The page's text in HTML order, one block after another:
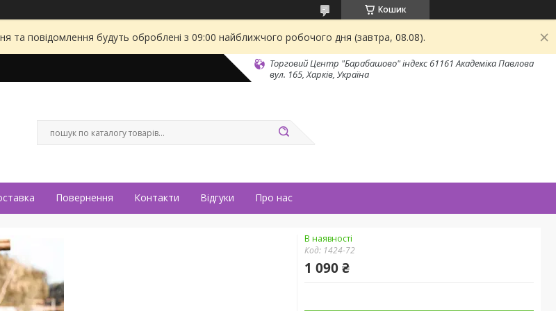
Кошик
та повідомлення будуть оброблені з 09:00 найближчого робочого дня (завтра, 08.08).
Торговий Центр "Барабашово" індекс 61161 Академіка Павлова
вул. 165, Харків, Україна
Повернення Контакти Відгуки Про нас
В наявності
Код: 1424-72
1 090 ₴